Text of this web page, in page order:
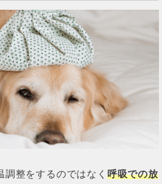
整をするのではなく 呼吸での放